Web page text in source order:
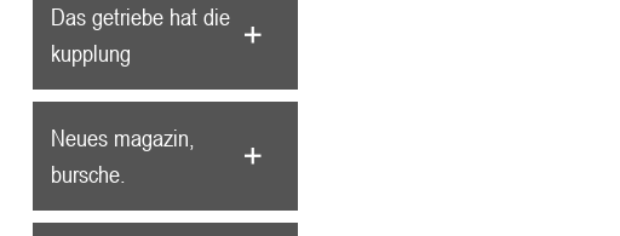
Das getriebe hat die
kupplung
Neues magazin,
bursche.